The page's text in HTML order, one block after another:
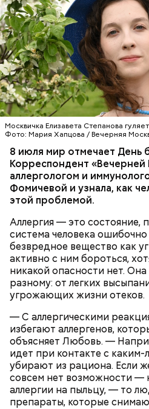
Москвичка Елизавета Степанова
Фото: Мария Хапцова / Вечерняя
8 июля мир отмечает День
Корреспондент
аллергологом и
Фомичевой и узнала, как
этой проблемой.
Аллергия — это состояние,
система человека
безвредное вещество как
активно с ним бороться,
никакой опасности нет.
разному: от легких
угрожающих жизни отеков.
— С аллергическими
избегают аллергенов,
объясняет Любовь. —
идет при контакте с каким-
убирают из рациона. Если
совсем нет возможности —
аллергии на пыльцу, — то
препараты, которые
Ингредиенты:
морковь.